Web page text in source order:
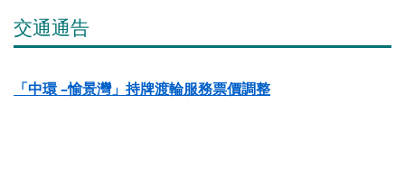
交通通告
「中環 –愉景灣」持牌渡輪服務票價調整